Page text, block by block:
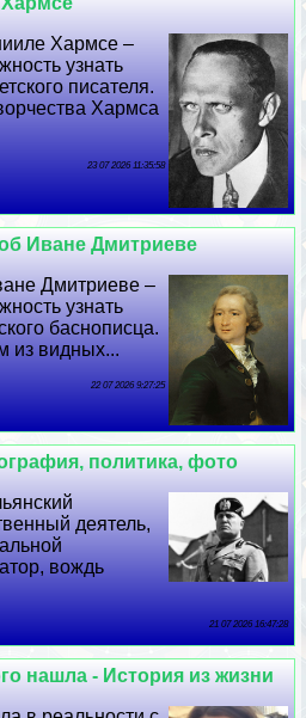
Хармсе –
узнать
писателя.
Хармса
23 07 2026 11:35:58
Иване Дмитриеве
Дмитриеве –
узнать
баснописца.
из видных...
22 07 2026 9:27:25
политика, фото
деятель,
вождь
21 07 2026 16:47:28
нашла - История из жизни